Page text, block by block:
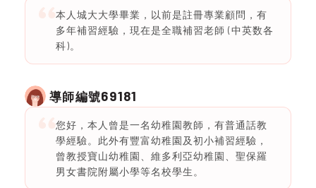
本人城大大學畢業，以前是註冊專業顧問，有
多年補習經驗，現在是全職補習老師 (中英数各
科)。
導師編號69181
您好，本人曾是一名幼稚園教師，有普通話教
學經驗。此外有豐富幼稚園及初小補習經驗，
曾教授寶山幼稚園、維多利亞幼稚園、聖保羅
男女書院附屬小學等名校學生。